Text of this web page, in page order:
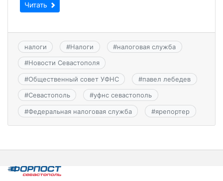
Читать
налоги #Налоги #налоговая служба
#Новости Севастополя
#Общественный совет УФНС #павел лебедев
#Севастополь #уфнс севастополь
#Федеральная налоговая служба #ярепортер